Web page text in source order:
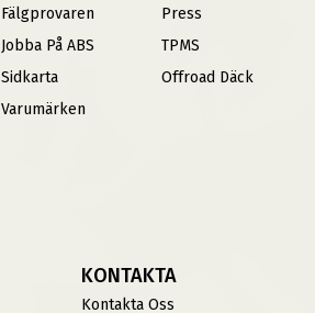
Fälgprovaren
Jobba På ABS
Sidkarta
Varumärken
Press
TPMS
Offroad Däck
KONTAKTA
Kontakta Oss